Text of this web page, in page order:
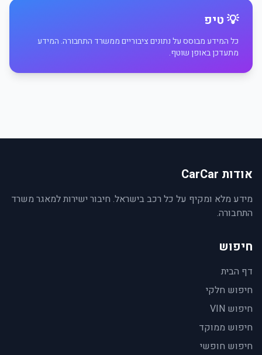
💡 טיפ
כל המידע מבוסס על נתונים ציבוריים ממשרד התחבורה. המידע
מתעדכן באופן שוטף.
אודות CarCar
מידע מלא ומקיף על כל רכב בישראל. חיבור ישירות למאגר משרד
התחבורה.
חיפוש
דף הבית
חיפוש חלקי
חיפוש VIN
חיפוש ממוקד
חיפוש חופשי